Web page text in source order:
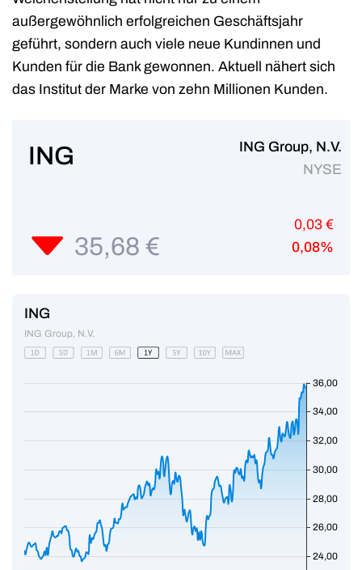
außergewöhnlich erfolgreichen Geschäftsjahr
geführt, sondern auch viele neue Kundinnen und
Kunden für die Bank gewonnen. Aktuell nähert sich
das Institut der Marke von zehn Millionen Kunden.
ING
ING Group, N.V.
NYSE
35,68 €
0,03 €
0,08%